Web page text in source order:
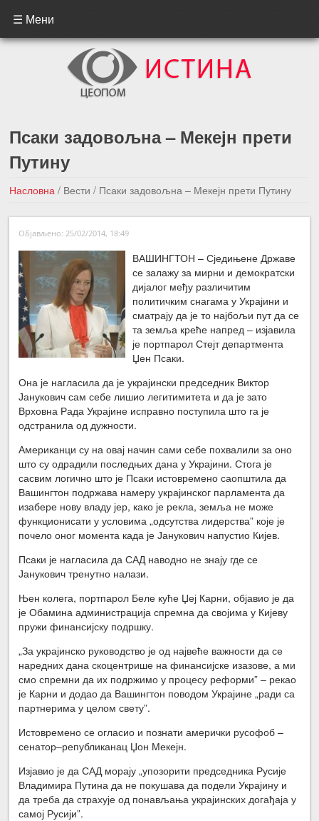
☰ Мени
Псаки задовољна – Мекејн прети
Путину
Насловна / Вести/ Псаки задовољна – Мекејн прети Путину
←Претходна вест
Следећа вест →
Објављено: 25/02/2014, 18:49
ВАШИНГТОН – Сједињене Државе
се залажу за мирни и демократски
дијалог међу различитим
политичким снагама у Украјини и
сматрају да је то најбољи пут да се
та земља креће напред – изјавила
је портпарол Стејт департмента
Џен Псаки.
Она је нагласила да је украјински председник Виктор
Јанукович сам себе лишио легитимитета и да је зато
Врховна Рада Украјине исправно поступила што га је
одстранила од дужности.
Американци су на овај начин сами себе похвалили за оно
што су одрадили последњих дана у Украјини. Стога је
сасвим логично што је Псаки истовремено саопштила да
Вашингтон подржава намеру украјинског парламента да
изабере нову владу јер, како је рекла, земља не може
функционисати у условима „одсутства лидерства” које је
почело оног момента када је Јанукович напустио Кијев.
Псаки је нагласила да САД наводно не знају где се
Јанукович тренутно налази.
Њен колега, портпарол Беле куће Џеј Карни, објавио је да
је Обамина администрација спремна да својима у Кијеву
пружи финансијску подршку.
„За украјинско руководство је од највеће важности да се
наредних дана скоцентрише на финансијске изазове, а ми
смо спремни да их подржимо у процесу реформи” – рекао
је Карни и додао да Вашингтон поводом Украјине „ради са
партнерима у целом свету”.
Истовремено се огласио и познати амерички русофоб –
сенатор–републиканац Џон Мекејн.
Изјавио је да САД морају „упозорити председника Русије
Владимира Путина да не покушава да подели Украјину и
да треба да страхује од понављања украјинских догађаја у
самој Русији”.